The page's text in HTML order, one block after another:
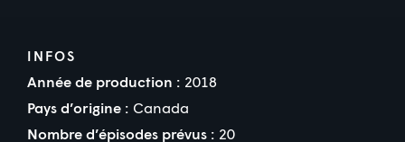
INFOS
Année de production : 2018
Pays d’origine : Canada
Nombre d’épisodes prévus : 20